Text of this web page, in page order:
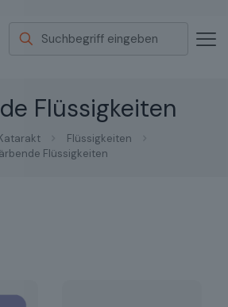
Flüssigkeiten
Flüssigkeiten
Flüssigkeiten